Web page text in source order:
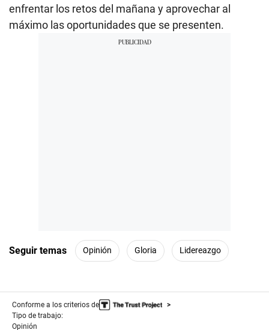
enfrentar los retos del mañana y aprovechar al
máximo las oportunidades que se presenten.
Seguir temas Opinión Gloria Lidereazgo
Conforme a los criterios de
Tipo de trabajo:
Opinión